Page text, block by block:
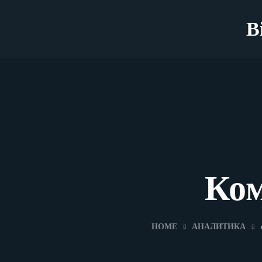
HOME АНАЛИТИКА